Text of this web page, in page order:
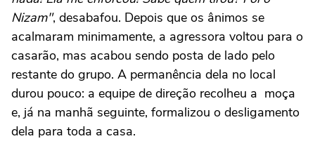
Nizam", desabafou. Depois que os ânimos se
acalmaram minimamente, a agressora voltou para o
casarão, mas acabou sendo posta de lado pelo
restante do grupo. A permanência dela no local
durou pouco: a equipe de direção recolheu a moça
e, já na manhã seguinte, formalizou o desligamento
dela para toda a casa.